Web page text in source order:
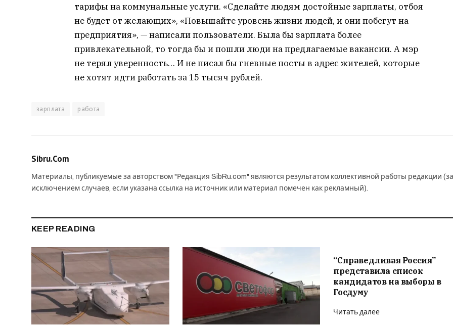
тарифы на коммунальные услуги. «Сделайте людям достойные зарплаты, отбоя
не будет от желающих», «Повышайте уровень жизни людей, и они побегут на
предприятия», — написали пользователи. Была бы зарплата более
привлекательной, то тогда бы и пошли люди на предлагаемые вакансии. А мэр
не терял уверенность… И не писал бы гневные посты в адрес жителей, которые
не хотят идти работать за 15 тысяч рублей.
зарплата работа
Sibru.Com
Материалы, публикуемые за авторством "Редакция SibRu.com" являются результатом коллективной работы редакции (за
исключением случаев, если указана ссылка на источник или материал помечен как рекламный).
KEEP READING
“Справедливая Россия”
представила список
кандидатов на выборы в
Госдуму
Читать далее